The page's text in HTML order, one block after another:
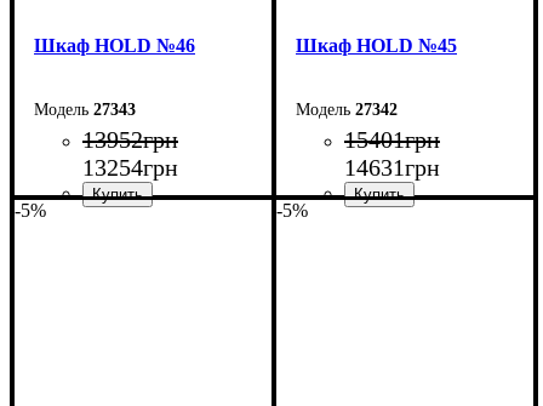
Шкаф НOLD №46
27343
13952грн
13254грн
Шкаф НOLD №45
27342
15401грн
14631грн
-5% -5%